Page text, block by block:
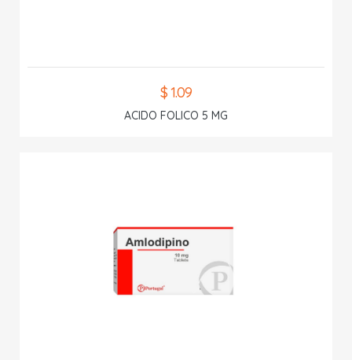
$ 1.09
ACIDO FOLICO 5 MG